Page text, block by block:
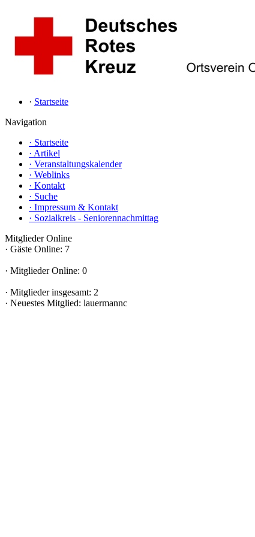
· Startseite
Navigation
· Startseite
· Artikel
· Veranstaltungskalender
· Weblinks
· Kontakt
· Suche
· Impressum & Kontakt
· Sozialkreis - Seniorennachmittag
Mitglieder Online
· Gäste Online: 7
· Mitglieder Online: 0
· Mitglieder insgesamt: 2
· Neuestes Mitglied: lauermannc